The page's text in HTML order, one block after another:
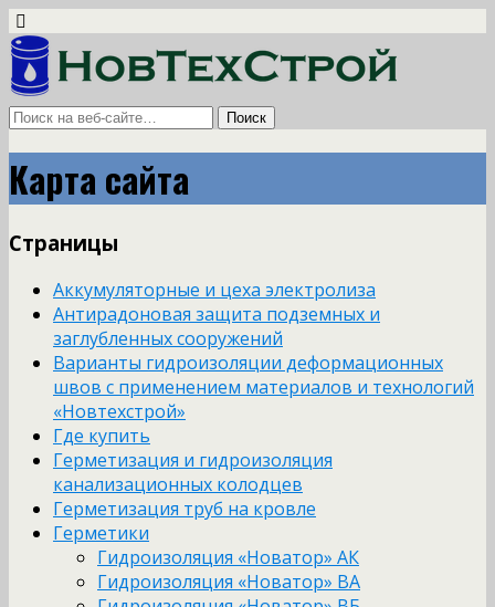
Карта сайта
Страницы
Аккумуляторные и цеха электролиза
Антирадоновая защита подземных и
заглубленных сооружений
Варианты гидроизоляции деформационных
швов с применением материалов и технологий
«Новтехстрой»
Где купить
Герметизация и гидроизоляция
канализационных колодцев
Герметизация труб на кровле
Герметики
Гидроизоляция «Новатор» АК
Гидроизоляция «Новатор» ВА